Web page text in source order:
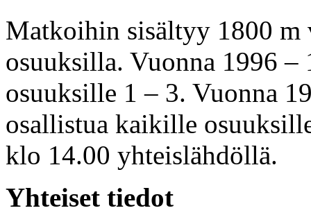
Matkoihin sisältyy 1800
osuuksilla. Vuonna 1996 –
osuuksille 1 – 3. Vuonna
osallistua kaikille
klo 14.00 yhteislähdöllä.
Yhteiset tiedot